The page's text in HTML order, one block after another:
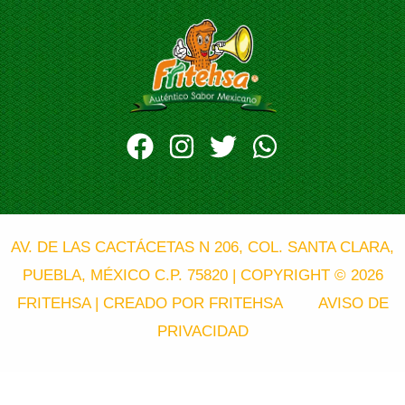
AV. DE LAS CACTÁCETAS N 206, COL. SANTA CLARA,
PUEBLA, MÉXICO C.P. 75820 | COPYRIGHT © 2026
FRITEHSA | CREADO POR FRITEHSA
AVISO DE
PRIVACIDAD